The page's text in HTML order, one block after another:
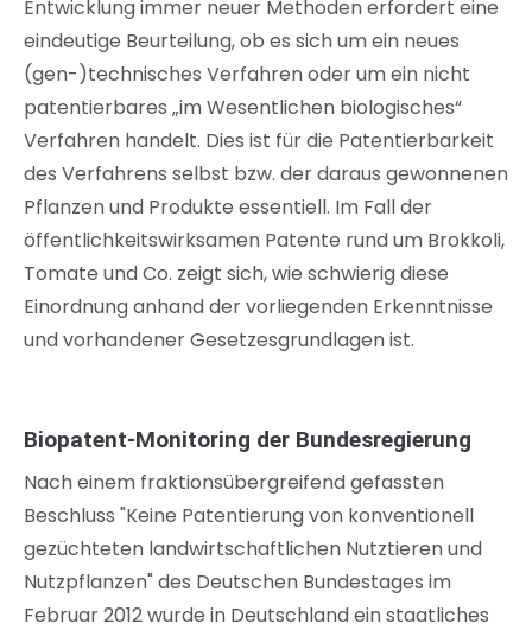
Entwicklung immer neuer Methoden erfordert eine
eindeutige Beurteilung, ob es sich um ein neues
(gen-)technisches Verfahren oder um ein nicht
patentierbares „im Wesentlichen biologisches“
Verfahren handelt. Dies ist für die Patentierbarkeit
des Verfahrens selbst bzw. der daraus gewonnenen
Pflanzen und Produkte essentiell. Im Fall der
öffentlichkeitswirksamen Patente rund um Brokkoli,
Tomate und Co. zeigt sich, wie schwierig diese
Einordnung anhand der vorliegenden Erkenntnisse
und vorhandener Gesetzesgrundlagen ist.
Biopatent-Monitoring der Bundesregierung
Nach einem fraktionsübergreifend gefassten
Beschluss "Keine Patentierung von konventionell
gezüchteten landwirtschaftlichen Nutztieren und
Nutzpflanzen" des Deutschen Bundestages im
Februar 2012 wurde in Deutschland ein staatliches